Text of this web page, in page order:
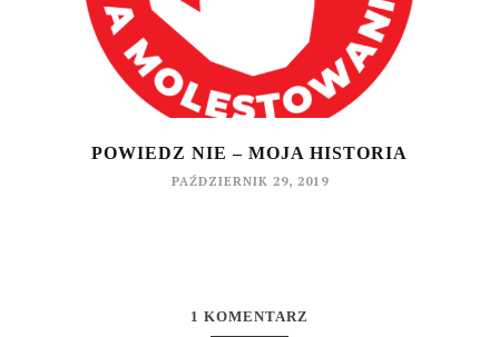
POWIEDZ NIE – MOJA HISTORIA
PAŹDZIERNIK 29, 2019
1 KOMENTARZ